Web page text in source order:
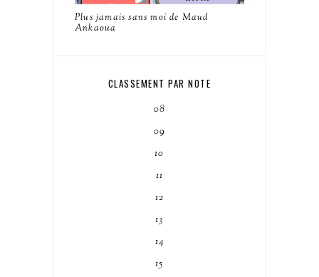
Plus jamais sans moi de Maud
Ankaoua
CLASSEMENT PAR NOTE
08
09
10
11
12
13
14
15